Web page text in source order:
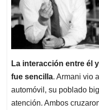
La interacción entre él
fue sencilla. Armani vio
automóvil, su poblado
atención. Ambos